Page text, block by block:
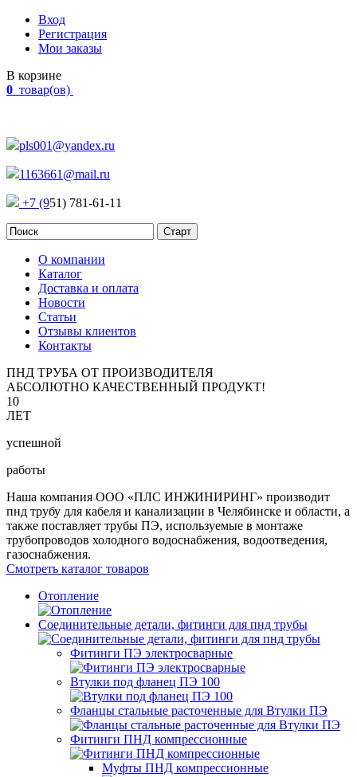
Вход
Регистрация
Мои заказы
В корзине
0 товар(ов)
pls001@yandex.ru
1163661@mail.ru
+7 (951) 781-61-11
О компании
Каталог
Доставка и оплата
Новости
Статьи
Отзывы клиентов
Контакты
ПНД ТРУБА ОТ ПРОИЗВОДИТЕЛЯ
АБСОЛЮТНО КАЧЕСТВЕННЫЙ ПРОДУКТ!
10
ЛЕТ
успешной
работы
Наша компания ООО «ПЛС ИНЖИНИРИНГ» производит
пнд трубу для кабеля и канализации в Челябинске и области, а
также поставляет трубы ПЭ, используемые в монтаже
трубопроводов холодного водоснабжения, водоотведения,
газоснабжения.
Смотреть каталог товаров
Отопление
Соединительные детали, фитинги для пнд трубы
Фитинги ПЭ электросварные
Втулки под фланец ПЭ 100
Фланцы стальные расточенные для Втулки ПЭ
Фитинги ПНД компрессионные
Муфты ПНД компрессионные